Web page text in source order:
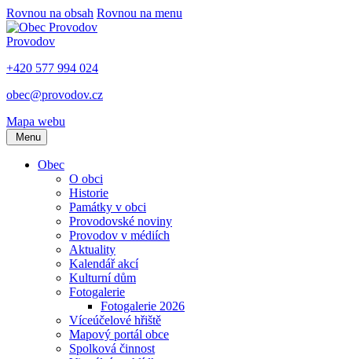
Rovnou na obsah Rovnou na menu
Provodov
+420 577 994 024
obec@provodov.cz
Mapa webu
Menu
Obec
O obci
Historie
Památky v obci
Provodovské noviny
Provodov v médiích
Aktuality
Kalendář akcí
Kulturní dům
Fotogalerie
Fotogalerie 2026
Víceúčelové hřiště
Mapový portál obce
Spolková činnost